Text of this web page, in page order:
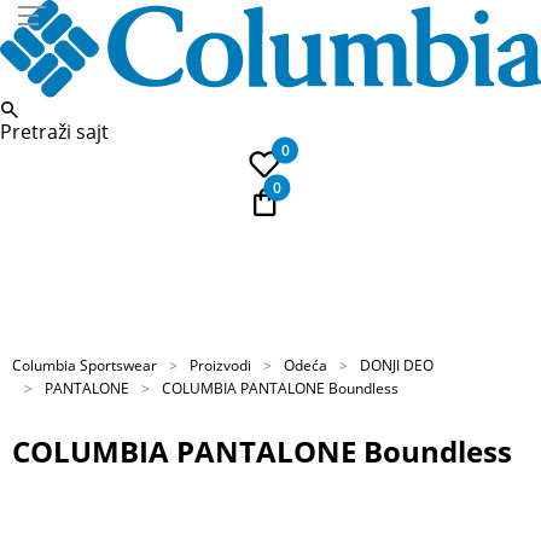
Pretraži sajt
0
0
Columbia Sportswear Proizvodi Odeća
DONJI DEO
PANTALONE
COLUMBIA PANTALONE Boundless
COLUMBIA PANTALONE Boundless